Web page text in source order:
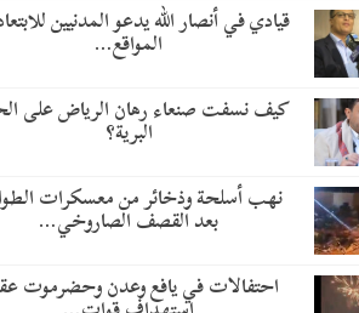
قيادي في أنصار الله يدعو المدنيين
المواقع…
كيف نسفت صنعاء رهان الرياض على
البرية؟
نهب أسلحة وذخائر من معسكرات
بعد القصف الصاروخي…
احتفالات في يافع وعدن وحضرموت